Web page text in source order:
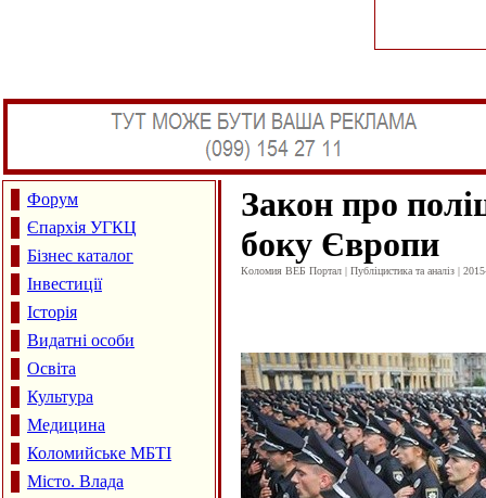
Форум
Єпархія УГКЦ
Бізнес каталог
Інвестиції
Історія
Видатні особи
Освіта
Культура
Медицина
Коломийське МБТІ
Місто. Влада
Закон про
боку Європи
Коломия ВЕБ Портал | Публіцистика та аналіз |